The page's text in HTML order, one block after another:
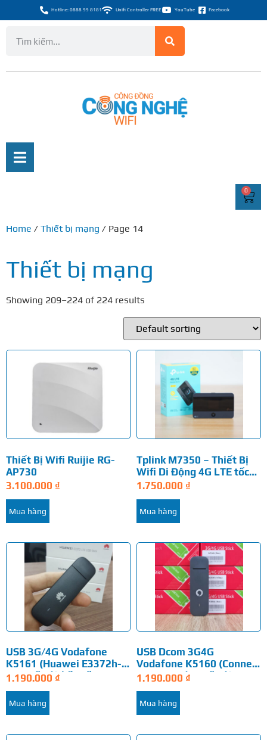
Hotline: 0888 99 8181 Unifi Controller FREE YouTube Facebook
0
Home / Thiết bị mạng / Page 14
Thiết bị mạng
Showing 209–224 of 224 results
Thiết Bị Wifi Ruijie RG-
AP730
3.100.000 ₫
Mua hàng
Tplink M7350 – Thiết Bị
Wifi Di Động 4G LTE tốc
độ…
1.750.000 ₫
Mua hàng
USB 3G/4G Vodafone
K5161 (Huawei E3372h-
320) tốc độ kết nối
1.190.000 ₫
Mua hàng
USB Dcom 3G4G
Vodafone K5160 (Connect
USB speed 6) Tốc độ 4G…
1.190.000 ₫
Mua hàng